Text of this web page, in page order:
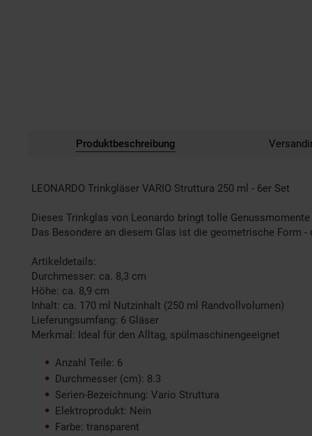
Produktbeschreibung
LEONARDO Trinkgläser VARIO Struttura 250 ml - 6er Set
Dieses Trinkglas von Leonardo bringt tolle
Das Besondere an diesem Glas ist die geometrische Form
Artikeldetails:
Durchmesser: ca. 8,3 cm
Höhe: ca. 8,9 cm
Inhalt: ca. 170 ml Nutzinhalt (250 ml Randvollvolumen)
Lieferungsumfang: 6 Gläser
Merkmal: Ideal für den Alltag, spülmaschinengeeignet
Anzahl Teile: 6
Durchmesser (cm): 8.3
Serien-Bezeichnung: Vario Struttura
Elektroprodukt: Nein
Farbe: transparent